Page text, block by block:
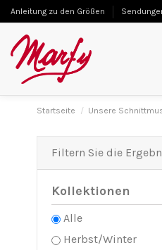
Anleitung zu den Größen
Startseite Unsere
Filtern Sie die
Kollektionen
Alle
Herbst/Winter